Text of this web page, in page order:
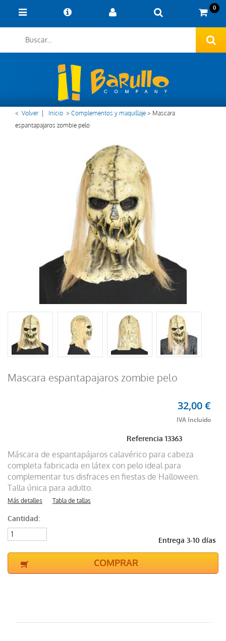
0
< Volver Inicio >Complementos y maquillaje> Mascara
espantapajaros zombie pelo
Mascara espantapajaros zombie pelo
Referencia13363
32,00 €
Máscara de espantapájaros calavérico para cabeza
completa fabricada en látex con pelo ideal para
complementar tus disfraces en fiestas de Halloween.
Talla única para adulto.
Más detalles Tabla de tallas
Cantidad:
Entrega 3-10 días
COMPRAR